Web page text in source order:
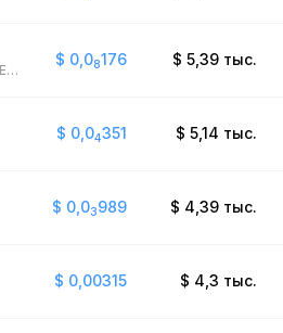
TON FISH MEMECOIN
$ 0,08176 $ 5,39 тыс.
$ 0,04351 $ 5,14 тыс.
$ 0,03989 $ 4,39 тыс.
$ 0,00315 $ 4,3 тыс.